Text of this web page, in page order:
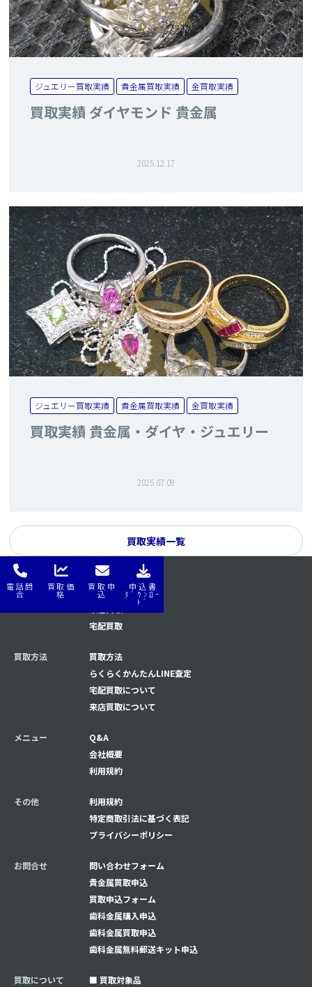
ジュエリー買取実績 貴金属買取実績 金買取実績
買取実績 ダイヤモンド 貴金属
2025.12.17
ジュエリー買取実績 貴金属買取実績 金買取実績
買取実績 貴金属・ダイヤ・ジュエリー
2025.07.09
買取実績一覧
電話問
合
買取価
格
買取申
込
申込書
ﾀﾞｳﾝﾛｰ
ﾄﾞ
はじめてナビ
はじめてナビ
宅配買取
買取方法
買取方法
らくらくかんたんLINE査定
宅配買取について
来店買取について
メニュー
Q&A
会社概要
利用規約
その他
利用規約
特定商取引法に基づく表記
プライバシーポリシー
お問合せ
問い合わせフォーム
貴金属買取申込
買取申込フォーム
⻭科金属購入申込
⻭科金属買取申込
⻭科金属無料郵送キット申込
買取について
■ 買取対象品